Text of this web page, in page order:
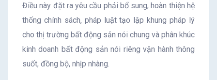
Điều này đặt ra yêu cầu phải bổ sung, hoàn thiện hệ
thống chính sách, pháp luật tạo lập khung pháp lý
cho thị trường bất động sản nói chung và phân khúc
kinh doanh bất động sản nói riêng vận hành thông
suốt, đồng bộ, nhịp nhàng.